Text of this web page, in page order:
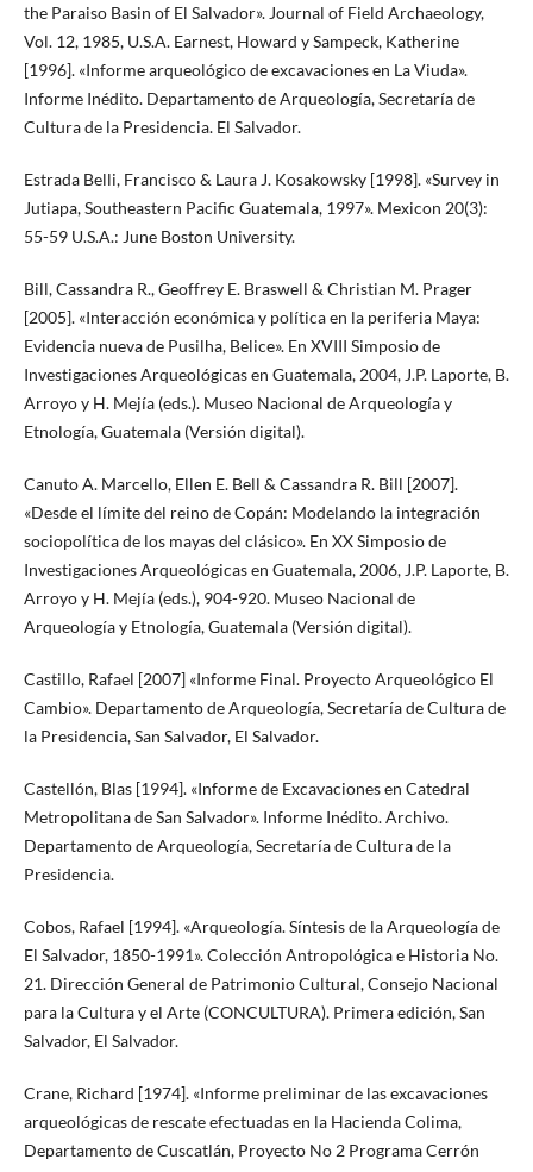
the Paraiso Basin of El Salvador». Journal of Field Archaeology,
Vol. 12, 1985, U.S.A. Earnest, Howard y Sampeck, Katherine
[1996]. «Informe arqueológico de excavaciones en La Viuda».
Informe Inédito. Departamento de Arqueología, Secretaría de
Cultura de la Presidencia. El Salvador.
Estrada Belli, Francisco & Laura J. Kosakowsky [1998]. «Survey in
Jutiapa, Southeastern Pacific Guatemala, 1997». Mexicon 20(3):
55-59 U.S.A.: June Boston University.
Bill, Cassandra R., Geoffrey E. Braswell & Christian M. Prager
[2005]. «Interacción económica y política en la periferia Maya:
Evidencia nueva de Pusilha, Belice». En XVIII Simposio de
Investigaciones Arqueológicas en Guatemala, 2004, J.P. Laporte, B.
Arroyo y H. Mejía (eds.). Museo Nacional de Arqueología y
Etnología, Guatemala (Versión digital).
Canuto A. Marcello, Ellen E. Bell & Cassandra R. Bill [2007].
«Desde el límite del reino de Copán: Modelando la integración
sociopolítica de los mayas del clásico». En XX Simposio de
Investigaciones Arqueológicas en Guatemala, 2006, J.P. Laporte, B.
Arroyo y H. Mejía (eds.), 904-920. Museo Nacional de
Arqueología y Etnología, Guatemala (Versión digital).
Castillo, Rafael [2007] «Informe Final. Proyecto Arqueológico El
Cambio». Departamento de Arqueología, Secretaría de Cultura de
la Presidencia, San Salvador, El Salvador.
Castellón, Blas [1994]. «Informe de Excavaciones en Catedral
Metropolitana de San Salvador». Informe Inédito. Archivo.
Departamento de Arqueología, Secretaría de Cultura de la
Presidencia.
Cobos, Rafael [1994]. «Arqueología. Síntesis de la Arqueología de
El Salvador, 1850-1991». Colección Antropológica e Historia No.
21. Dirección General de Patrimonio Cultural, Consejo Nacional
para la Cultura y el Arte (CONCULTURA). Primera edición, San
Salvador, El Salvador.
Crane, Richard [1974]. «Informe preliminar de las excavaciones
arqueológicas de rescate efectuadas en la Hacienda Colima,
Departamento de Cuscatlán, Proyecto No 2 Programa Cerrón